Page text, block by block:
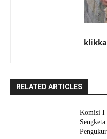
RELATED ARTICLES
Komisi I